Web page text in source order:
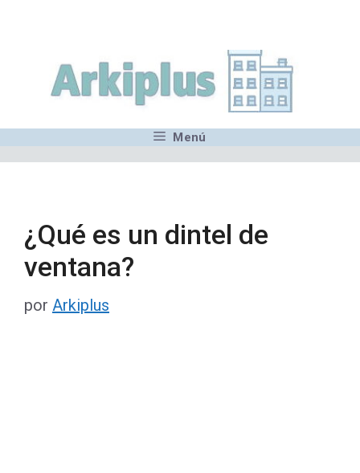
contenido
Menú
¿Qué es un dintel de
ventana?
por Arkiplus